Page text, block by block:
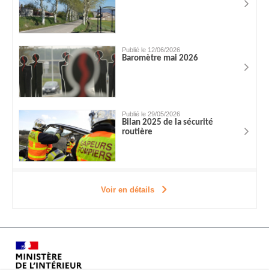
Publié le 12/06/2026
Baromètre mai 2026
Publié le 29/05/2026
Bilan 2025 de la sécurité
routière
Voir en détails